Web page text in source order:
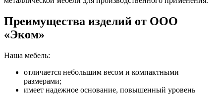
Преимущества изделий от ООО
«Эком»
Наша мебель:
отличается небольшим весом и компактными
размерами;
имеет надежное основание, повышенный уровень